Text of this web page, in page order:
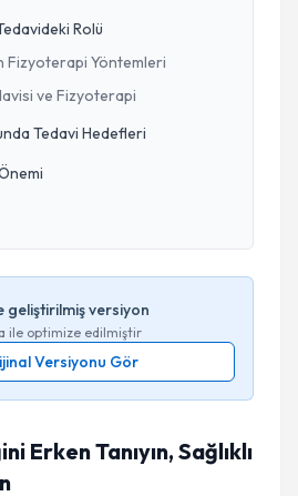
Rolü
Fizyoterapi Yöntemleri
ve Fizyoterapi
Tedavi Hedefleri
geliştirilmiş versiyon
ile optimize edilmiştir
Versiyonu Gör
Erken Tanıyın, Sağlıklı